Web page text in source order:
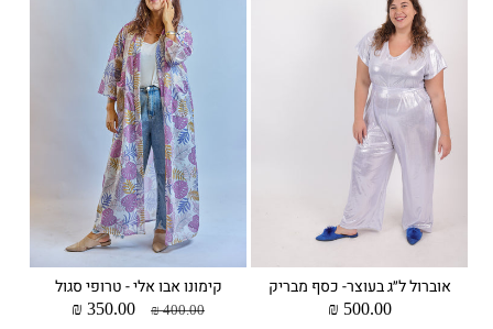
אוברול ל״ג בעוצר- כסף מבריק
מחיר
500.00 ₪
קימונו אבו אלי - טרופי סגול
מחיר
400.00 ₪
מחיר
350.00 ₪